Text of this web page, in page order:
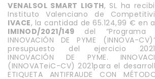
VENALSOL SMART LIGTH, SL ha
Instituto Valenciano de
IVACE, la cantidad de 65.124,99 € en
IMINOD/2021/149 del “Programa
INNOVACIÓN DE PYME (INNOVA-
presupuesto del ejercicio
INNOVACIÓN DE PYME.
(INNOVATeiC-CV) 2021para el
ETIQUETA ANTIFRAUDE CON